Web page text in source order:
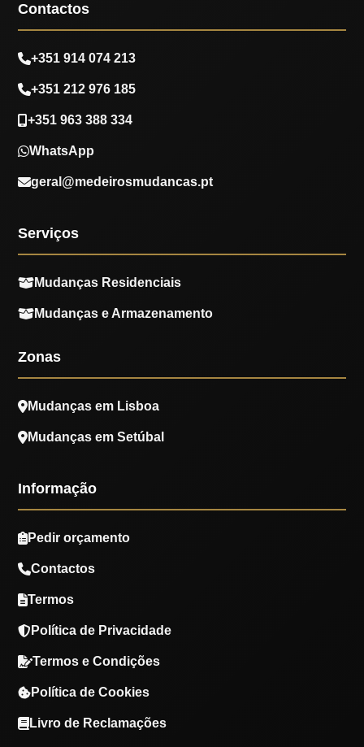
Contactos
+351 914 074 213
+351 212 976 185
+351 963 388 334
WhatsApp
geral@medeirosmudancas.pt
Serviços
Mudanças Residenciais
Mudanças e Armazenamento
Zonas
Mudanças em Lisboa
Mudanças em Setúbal
Informação
Pedir orçamento
Contactos
Termos
Política de Privacidade
Termos e Condições
Política de Cookies
Livro de Reclamações